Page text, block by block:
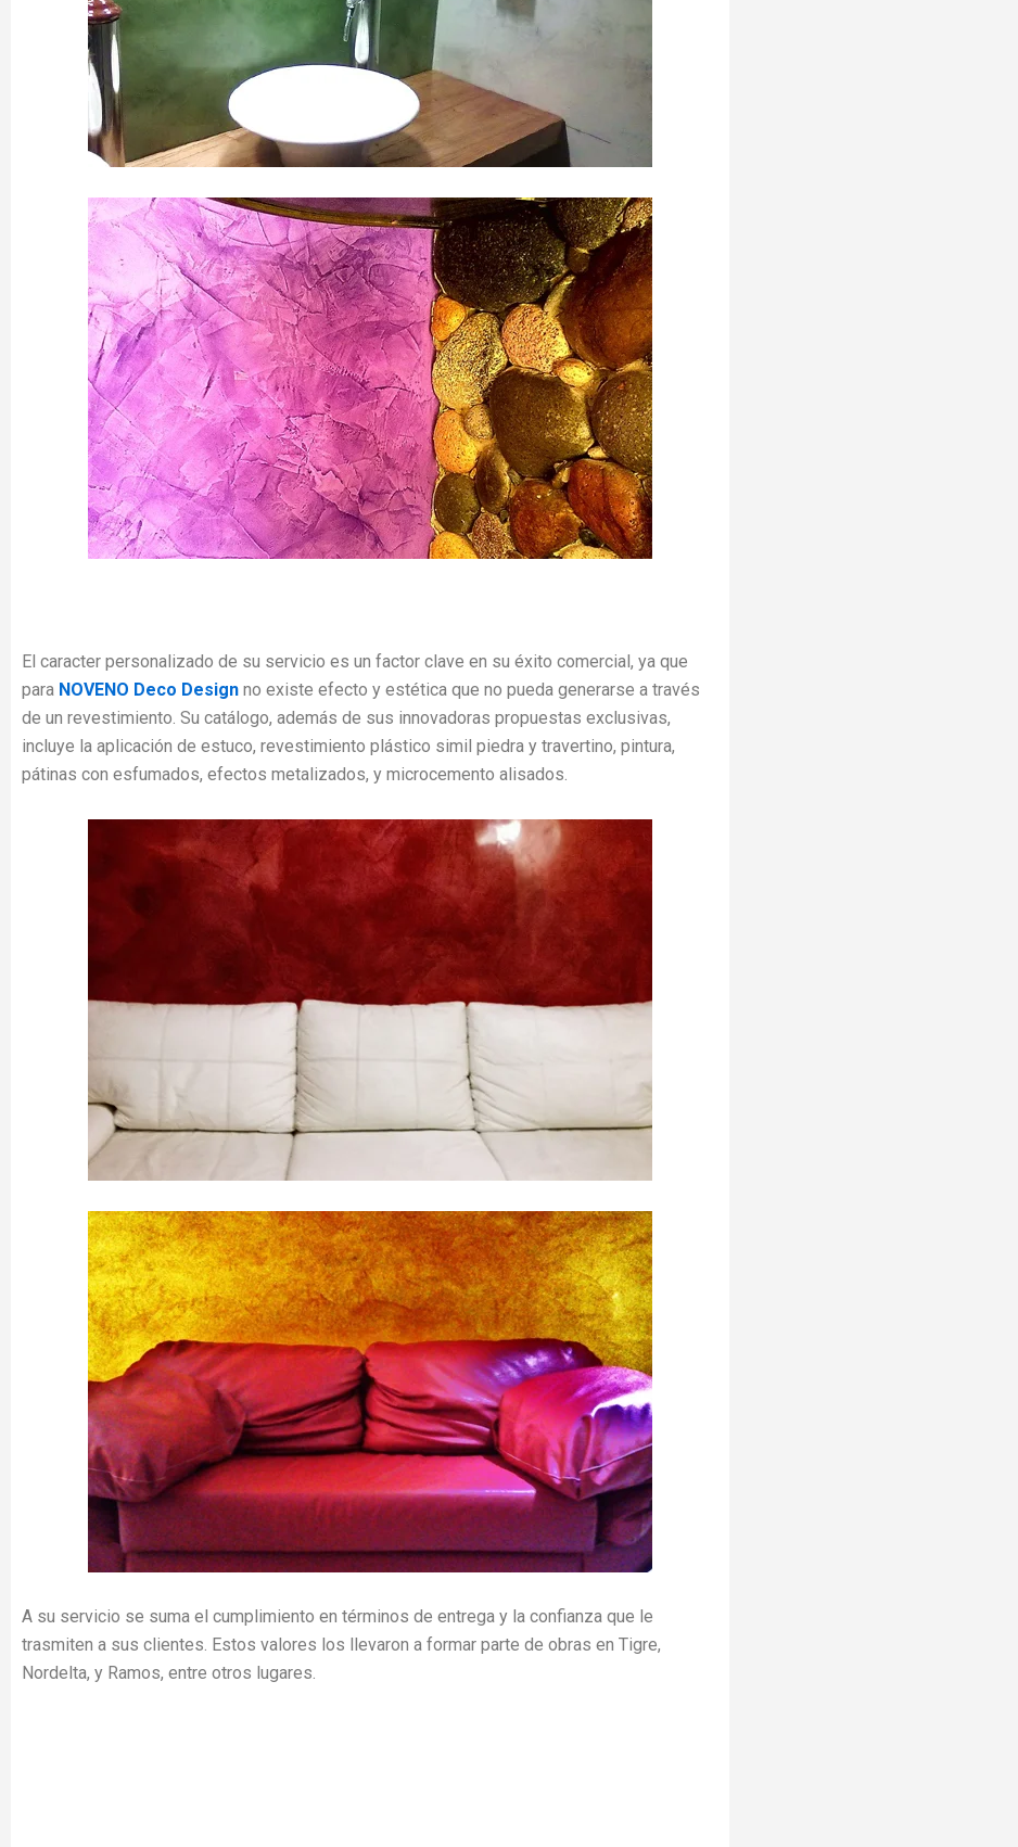
El caracter personalizado de su servicio es un factor clave en su éxito comercial, ya que
para NOVENO Deco Design no existe efecto y estética que no pueda generarse a través
de un revestimiento. Su catálogo, además de sus innovadoras propuestas exclusivas,
incluye la aplicación de estuco, revestimiento plástico simil piedra y travertino, pintura,
pátinas con esfumados, efectos metalizados, y microcemento alisados.
A su servicio se suma el cumplimiento en términos de entrega y la confianza que le
trasmiten a sus clientes. Estos valores los llevaron a formar parte de obras en Tigre,
Nordelta, y Ramos, entre otros lugares.